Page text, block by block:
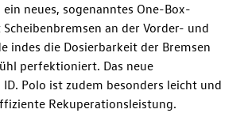
neues, sogenanntes One-Box-
an der Vorder- und
indes die Dosierbarkeit der Bremsen
perfektioniert. Das neue
ID. Polo ist zudem besonders leicht und
Rekuperationsleistung.